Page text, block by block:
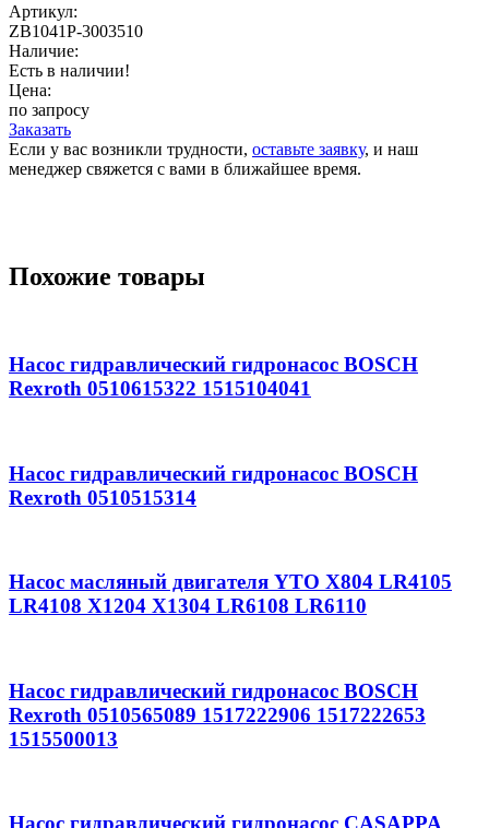
Артикул:
ZB1041P-3003510
Наличие:
Есть в наличии!
Цена:
по запросу
Заказать
Если у вас возникли трудности, оставьте заявку, и наш
менеджер свяжется с вами в ближайшее время.
Похожие товары
Насос гидравлический гидронасос BOSCH
Rexroth 0510615322 1515104041
Насос гидравлический гидронасос BOSCH
Rexroth 0510515314
Насос масляный двигателя YTO X804 LR4105
LR4108 X1204 X1304 LR6108 LR6110
Насос гидравлический гидронасос BOSCH
Rexroth 0510565089 1517222906 1517222653
1515500013
Насос гидравлический гидронасос CASAPPA